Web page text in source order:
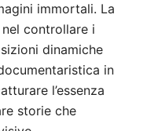
immortali. La
controllare i
dinamiche
in
l’essenza
storie che